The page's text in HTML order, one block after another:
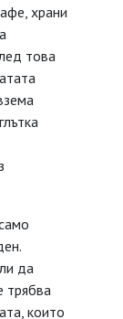
храни
това
да
трябва
които